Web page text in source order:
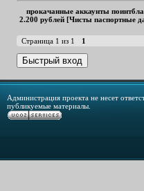
прокачанные аккаунты
2.200 рублей [Чисты паспортные
Страница 1 из 1 1
Администрация проекта не несет
публикуемые материалы.